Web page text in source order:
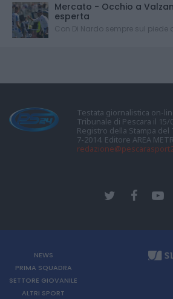
Mercato - Occhio a
esperta
Con Di Nardo sempre sul piede
Testata giornalistica on-
Tribunale di Pescara il 15/
Registro della Stampa del
7-2014. Editore AREA
NEWS
PRIMA SQUADRA
SETTORE GIOVANILE
ALTRI SPORT